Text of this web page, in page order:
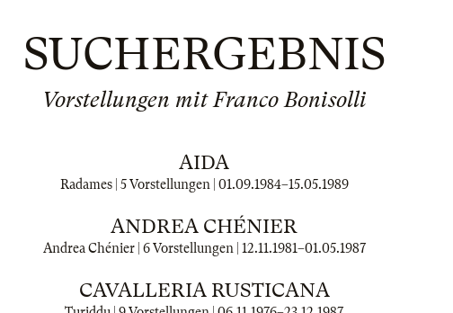
SUCHERGEBNIS
Vorstellungen mit Franco Bonisolli
AIDA
Radames | 5 Vorstellungen | 01.09.1984–15.05.1989
ANDREA CHÉNIER
Andrea Chénier | 6 Vorstellungen | 12.11.1981–01.05.1987
CAVALLERIA RUSTICANA